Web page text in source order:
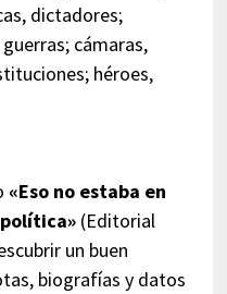
dictadores;
cámaras,
héroes,
«Eso no estaba en
(Editorial
un buen
biografías y datos